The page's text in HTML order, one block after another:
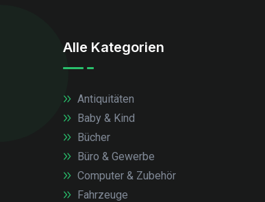
Alle Kategorien
Antiquitäten
Baby & Kind
Bücher
Büro & Gewerbe
Computer & Zubehör
Fahrzeuge